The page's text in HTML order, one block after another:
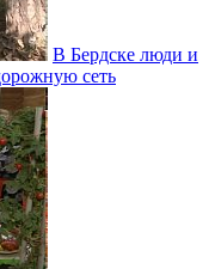
В Бердске люди и
сеть